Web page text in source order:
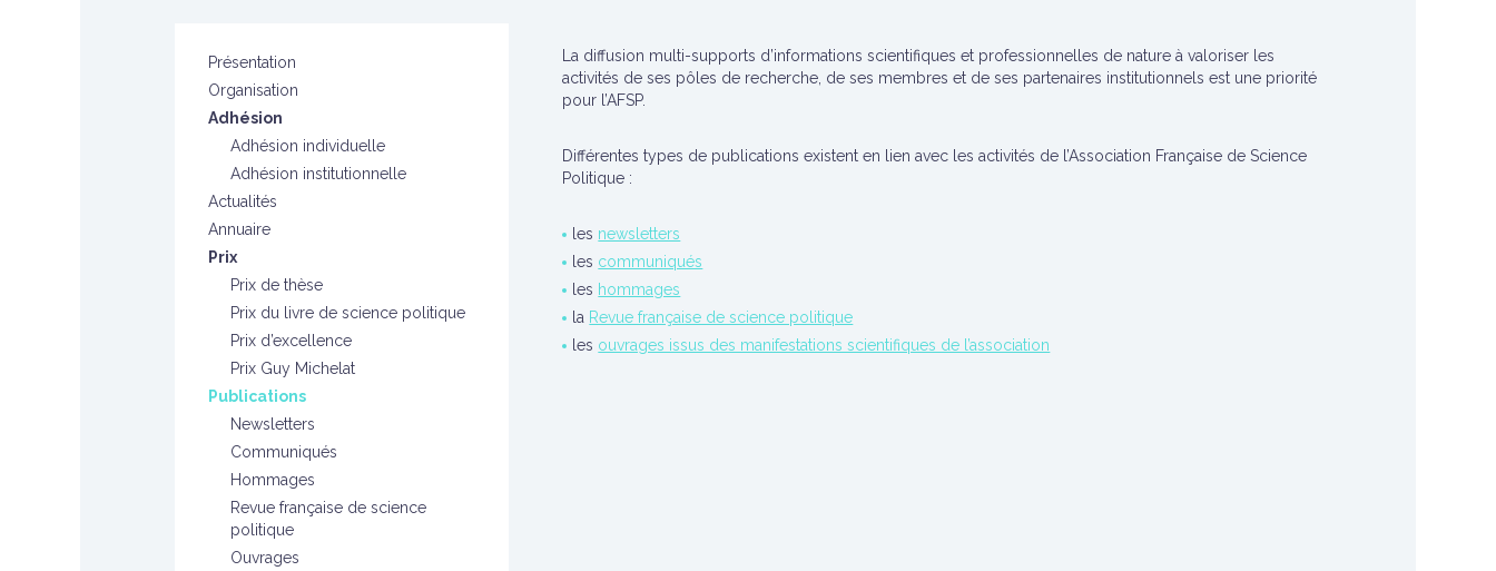
Présentation
Organisation
Adhésion
Adhésion individuelle
Adhésion institutionnelle
Actualités
Annuaire
Prix
Prix de thèse
Prix du livre de science politique
Prix d’excellence
Prix Guy Michelat
Publications
Newsletters
Communiqués
Hommages
Revue française de science
politique
Ouvrages
La diffusion multi-supports d’informations scientifiques et professionnelles de nature à valoriser les
activités de ses pôles de recherche, de ses membres et de ses partenaires institutionnels est une priorité
pour l’AFSP.
Différentes types de publications existent en lien avec les activités de l’Association Française de Science
Politique :
les newsletters
les communiqués
les hommages
la Revue française de science politique
les ouvrages issus des manifestations scientifiques de l’association